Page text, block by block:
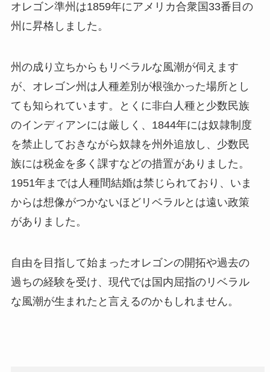
オレゴン準州は1859年にアメリカ合衆国33番目の
州に昇格しました。
州の成り立ちからもリベラルな風潮が伺えます
が、オレゴン州は人種差別が根強かった場所とし
ても知られています。とくに非白人種と少数民族
のインディアンには厳しく、1844年には奴隷制度
を禁止しておきながら奴隷を州外追放し、少数民
族には税金を多く課すなどの措置がありました。
1951年までは人種間結婚は禁じられており、いま
からは想像がつかないほどリベラルとは遠い政策
がありました。
自由を目指して始まったオレゴンの開拓や過去の
過ちの経験を受け、現代では国内屈指のリベラル
な風潮が生まれたと言えるのかもしれません。